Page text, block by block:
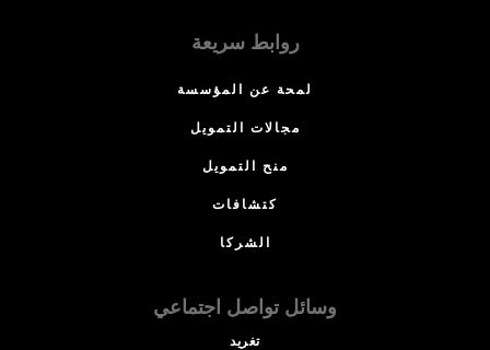
روابط سريعة
لمحة عن المؤسسة
مجالات التمويل
منح التمويل
كتشافات
الشركا
وسائل تواصل اجتماعي
تغريد